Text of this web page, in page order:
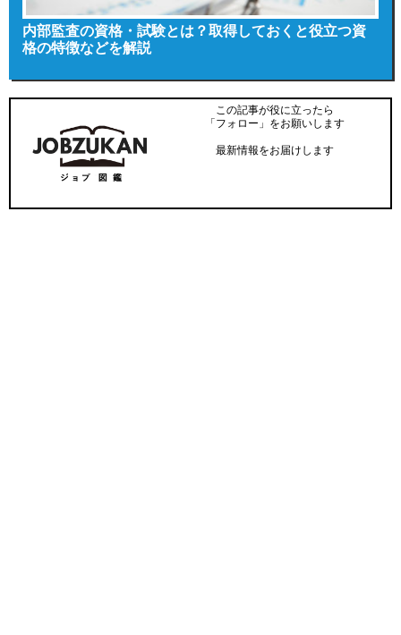
内部監査の資格・試験とは？取得しておくと役立つ資
格の特徴などを解説
この記事が役に立ったら
「フォロー」をお願いします
最新情報をお届けします